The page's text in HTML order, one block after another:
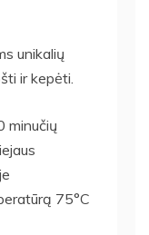
unikalių
ir kepėti.
minučių
75°C